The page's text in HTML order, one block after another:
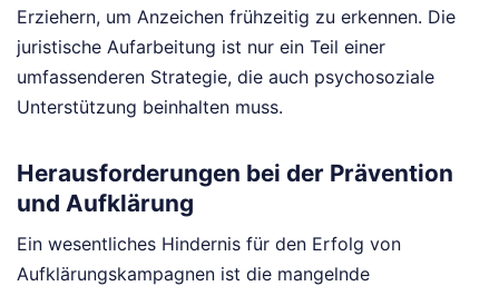
Erziehern, um Anzeichen frühzeitig zu erkennen. Die
juristische Aufarbeitung ist nur ein Teil einer
umfassenderen Strategie, die auch psychosoziale
Unterstützung beinhalten muss.
Herausforderungen bei der Prävention
und Aufklärung
Ein wesentliches Hindernis für den Erfolg von
Aufklärungskampagnen ist die mangelnde